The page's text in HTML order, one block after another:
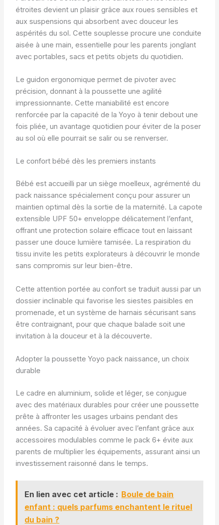
étroites devient un plaisir grâce aux roues sensibles et
aux suspensions qui absorbent avec douceur les
aspérités du sol. Cette souplesse procure une conduite
aisée à une main, essentielle pour les parents jonglant
avec portables, sacs et petits objets du quotidien.
Le guidon ergonomique permet de pivoter avec
précision, donnant à la poussette une agilité
impressionnante. Cette maniabilité est encore
renforcée par la capacité de la Yoyo à tenir debout une
fois pliée, un avantage quotidien pour éviter de la poser
au sol où elle pourrait se salir ou se renverser.
Le confort bébé dès les premiers instants
Bébé est accueilli par un siège moelleux, agrémenté du
pack naissance spécialement conçu pour assurer un
maintien optimal dès la sortie de la maternité. La capote
extensible UPF 50+ enveloppe délicatement l’enfant,
offrant une protection solaire efficace tout en laissant
passer une douce lumière tamisée. La respiration du
tissu invite les petits explorateurs à découvrir le monde
sans compromis sur leur bien-être.
Cette attention portée au confort se traduit aussi par un
dossier inclinable qui favorise les siestes paisibles en
promenade, et un système de harnais sécurisant sans
être contraignant, pour que chaque balade soit une
invitation à la douceur et à la découverte.
Adopter la poussette Yoyo pack naissance, un choix
durable
Le cadre en aluminium, solide et léger, se conjugue
avec des matériaux durables pour créer une poussette
prête à affronter les usages urbains pendant des
années. Sa capacité à évoluer avec l’enfant grâce aux
accessoires modulables comme le pack 6+ évite aux
parents de multiplier les équipements, assurant ainsi un
investissement raisonné dans le temps.
En lien avec cet article : Boule de bain
enfant : quels parfums enchantent le rituel
du bain ?